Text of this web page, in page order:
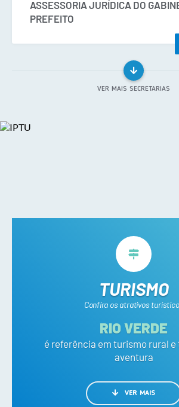
ASSESSORIA JURÍDICA DO
PREFEITO
VER MAIS SECRETARIAS
TURISMO
Confira os atrativos
RIO VERDE
é referência em turismo rural e
aventura
VER MAIS